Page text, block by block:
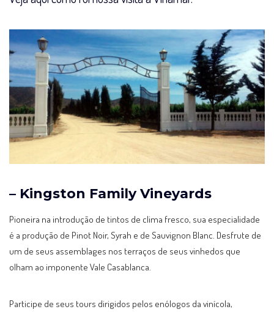
– Kingston Family Vineyards
Pioneira na introdução de tintos de clima fresco, sua especialidade
é a produção de Pinot Noir, Syrah e de Sauvignon Blanc. Desfrute de
um de seus assemblages nos terraços de seus vinhedos que
olham ao imponente Vale Casablanca.
Participe de seus tours dirigidos pelos enólogos da vinícola,